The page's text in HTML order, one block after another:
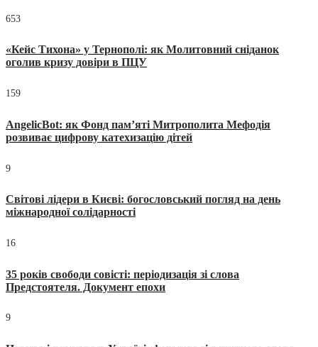
653
«Кейс Тихона» у Тернополі: як Молитовний сніданок
оголив кризу довіри в ПЦУ
159
AngelicBot: як Фонд пам’яті Митрополита Мефодія
розвиває цифрову катехизацію дітей
9
Світові лідери в Києві: богословський погляд на день
міжнародної солідарності
16
35 років свободи совісті: періодизація зі слова
Предстоятеля. Документ епохи
9